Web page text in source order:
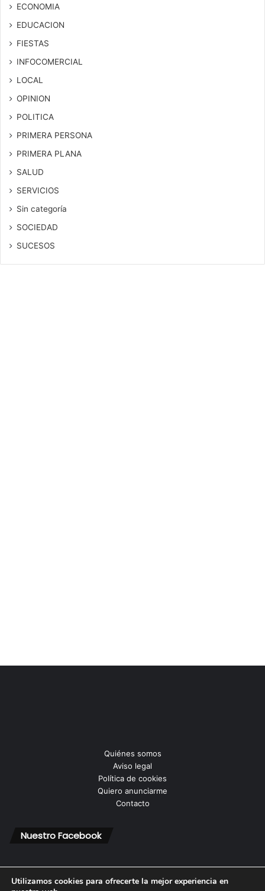
ECONOMIA
EDUCACION
FIESTAS
INFOCOMERCIAL
LOCAL
OPINION
POLITICA
PRIMERA PERSONA
PRIMERA PLANA
SALUD
SERVICIOS
Sin categoría
SOCIEDAD
SUCESOS
Quiénes somos
Aviso legal
Política de cookies
Quiero anunciarme
Contacto
Nuestro Facebook
Utilizamos cookies para ofrecerte la mejor experiencia en